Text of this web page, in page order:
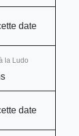
date
la Ludo
date